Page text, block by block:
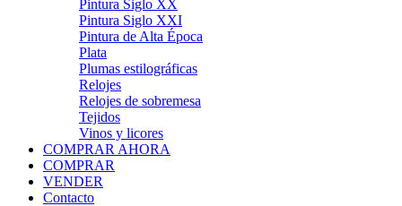
Pintura Siglo XX
Pintura Siglo XXI
Pintura de Alta Época
Plata
Plumas estilográficas
Relojes
Relojes de sobremesa
Tejidos
Vinos y licores
COMPRAR AHORA
COMPRAR
VENDER
Contacto